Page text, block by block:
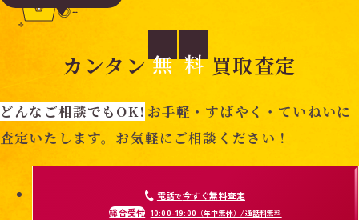
カンタン 無 料 買取査定
どんなご相談でもOK! お手軽・すばやく・ていねいに
査定いたします。お気軽にご相談ください！
電話で今すぐ無料査定
総合受付 10:00-19:00 （年中無休）/通話料無料